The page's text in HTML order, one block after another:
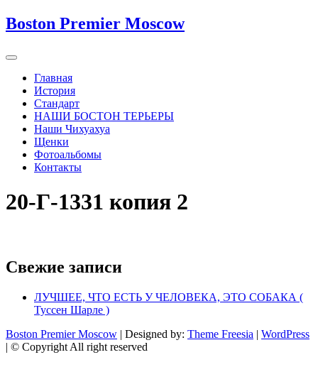
Boston Premier Moscow
Главная
История
Стандарт
НАШИ БОСТОН ТЕРЬЕРЫ
Наши Чихуахуа
Щенки
Фотоальбомы
Контакты
20-Г-1331 копия 2
Свежие записи
ЛУЧШЕЕ, ЧТО ЕСТЬ У ЧЕЛОВЕКА, ЭТО СОБАКА (
Туссен Шарле )
Boston Premier Moscow | Designed by: Theme Freesia | WordPress
| © Copyright All right reserved